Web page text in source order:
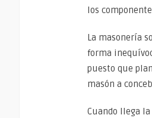
los
La masonería
forma
puesto que
masón a
Cuando llega